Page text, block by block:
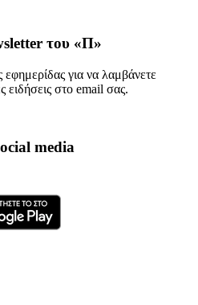
του «Π»
για να λαμβάνετε
ειδήσεις στο email σας.
media